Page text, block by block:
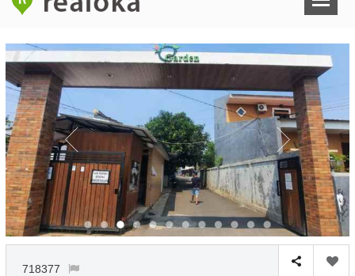
718377
% /th
Untuk hasil simulasi
pada kotak-
Simpan